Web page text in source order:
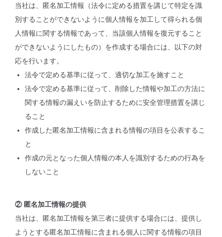
当社は、匿名加工情報（法令に定める措置を講じて特定を識
別することができないように個人情報を加工して得られる個
人情報に関する情報であって、当該個人情報を復元すること
ができないようにしたもの）を作成する場合には、以下の対
応を行います。
法令で定める基準に従って、適切な加工を施すこと
法令で定める基準に従って、削除した情報や加工の方法に
関する情報の漏えいを防止するために安全管理措置を講じ
ること
作成した匿名加工情報に含まれる情報の項目を公表するこ
と
作成の元となった個人情報の本人を識別するための行為を
しないこと
② 匿名加工情報の提供
当社は、匿名加工情報を第三者に提供する場合には、提供し
ようとする匿名加工情報に含まれる個人に関する情報の項目